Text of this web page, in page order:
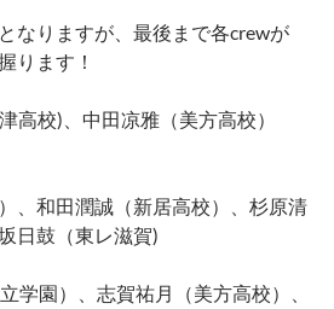
なりますが、最後まで各crewが
ります！
校)、中田凉雅（美方高校）
、和田潤誠（新居高校）、杉原清
日鼓（東レ滋賀)
園）、志賀祐月（美方高校）、